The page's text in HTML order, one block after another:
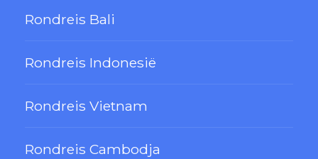
Rondreis Bali
Rondreis Indonesië
Rondreis Vietnam
Rondreis Cambodja